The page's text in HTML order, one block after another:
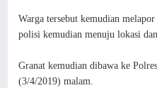
Warga tersebut kemudian
polisi kemudian menuju lokasi
Granat kemudian dibawa ke
(3/4/2019) malam.